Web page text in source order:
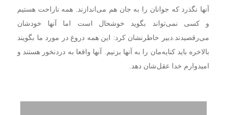
آنها نگذرد که جوانان را به جان هم می‌اندازند. همه ناراحت هستیم
و کسی نمی‌تواند بگوید خوشحال است اما آنها خودشان
می‌رقصیدند.دبیر خاطرنشان کرد: این همه دروغ در مورد ما بگویند
بالاخره باید کنایه‌مان را به آنها بزنیم. آنها واقعا به دردنخور هستند و
امیدوارم خدا عقل‌شان دهد.